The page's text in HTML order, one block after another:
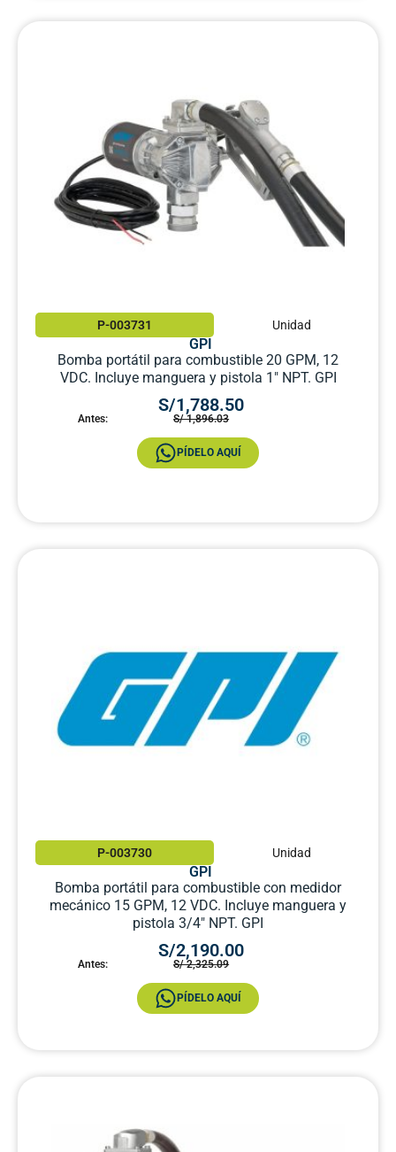
P-003731 Unidad
GPI
Bomba portátil para combustible 20 GPM, 12
VDC. Incluye manguera y pistola 1″ NPT. GPI
S/1,788.50
Antes: S/ 1,896.03
PÍDELO AQUÍ
P-003730 Unidad
GPI
Bomba portátil para combustible con medidor
mecánico 15 GPM, 12 VDC. Incluye manguera y
pistola 3/4″ NPT. GPI
S/2,190.00
Antes: S/ 2,325.09
PÍDELO AQUÍ